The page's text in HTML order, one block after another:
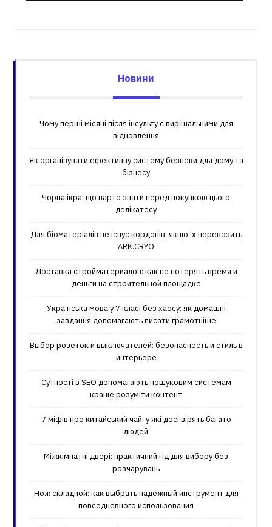
Новини
Чому перші місяці після інсульту є вирішальними для
відновлення
Як організувати ефективну систему безпеки для дому та
бізнесу
Чорна ікра: що варто знати перед покупкою цього
делікатесу
Для біоматеріалів не існує кордонів, якщо їх перевозить
ARK.CRYO
Доставка стройматериалов: как не потерять время и
деньги на строительной площадке
Українська мова у 7 класі без хаосу: як домашні
завдання допомагають писати грамотніше
Выбор розеток и выключателей: безопасность и стиль в
интерьере
Сутності в SEO допомагають пошуковим системам
краще розуміти контент
7 міфів про китайський чай, у які досі вірять багато
людей
Міжкімнатні двері: практичний гід для вибору без
розчарувань
Нож складной: как выбрать надёжный инструмент для
повседневного использования